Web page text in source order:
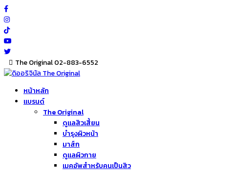
Skip
to
content
The Original 02-883-6552
หน้าหลัก
แบรนด์
The Original
ดูแลสิวเสี้ยน
บำรุงผิวหน้า
มาส์ก
ดูแลผิวกาย
เมคอัพสำหรับคนเป็นสิว